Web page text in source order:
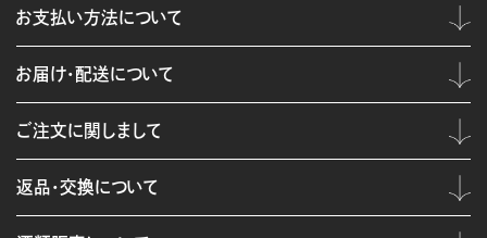
お支払い方法について
お届け・配送について
ご注文に関しまして
返品・交換について